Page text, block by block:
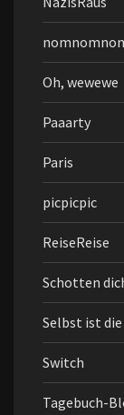
Oh, wewewe
Paaarty
Paris
picpicpic
ReiseReise
Schotten
Selbst ist die
Switch
Tagebuch-